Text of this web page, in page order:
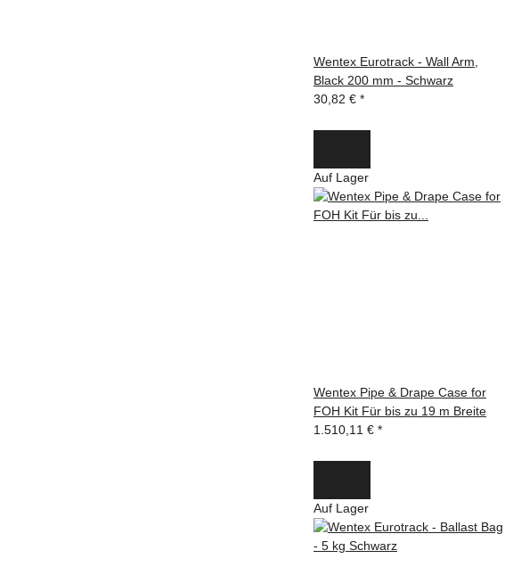
Wentex Eurotrack - Wall Arm,
Black 200 mm - Schwarz
30,82 € *
Auf Lager
Wentex Pipe & Drape Case for
FOH Kit Für bis zu 19 m Breite
1.510,11 € *
Auf Lager